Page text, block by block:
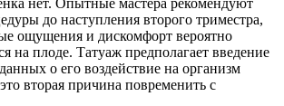
до наступления второго триместра,
ощущения и дискомфорт вероятно
на плоде. Татуаж предполагает введение
о его воздействие на организм
вторая причина повременить с